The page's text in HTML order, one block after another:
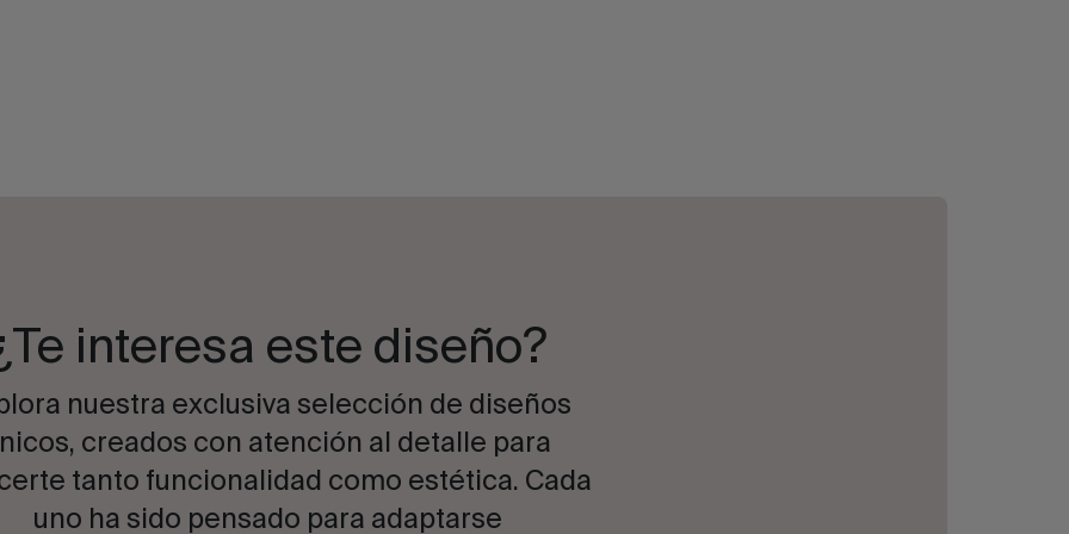
interesa este diseño?
nuestra exclusiva selección de diseños
creados con atención al detalle para
tanto funcionalidad como estética. Cada
uno ha sido pensado para adaptarse